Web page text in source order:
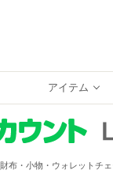
アイテム
財布・小物・ウォレットチ